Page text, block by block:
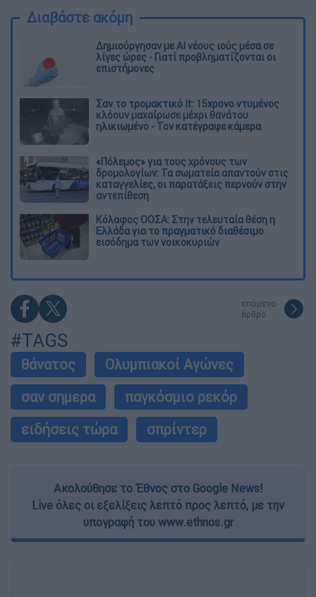
Διαβάστε ακόμη
Δημιούργησαν με AI νέους ιούς μέσα σε
λίγες ώρες - Γιατί προβληματίζονται οι
επιστήμονες
Σαν το τρομακτικό It: 15χρονο ντυμένος
κλόουν μαχαίρωσε μέχρι θανάτου
ηλικιωμένο - Τον κατέγραψε κάμερα
«Πόλεμος» για τους χρόνους των
δρομολογίων: Τα σωματεία απαντούν στις
καταγγελίες, οι παρατάξεις περνούν στην
αντεπίθεση
Κόλαφος ΟΟΣΑ: Στην τελευταία θέση η
Ελλάδα για το πραγματικό διαθέσιμο
εισόδημα των νοικοκυριών
επόμενο
άρθρο
#TAGS
θάνατος
Ολυμπιακοί Αγώνες
σαν σημερα
παγκόσμιο ρεκόρ
ειδήσεις τώρα
σπρίντερ
Ακολούθησε το Έθνος στο Google News!
Live όλες οι εξελίξεις λεπτό προς λεπτό, με την
υπογραφή του www.ethnos.gr